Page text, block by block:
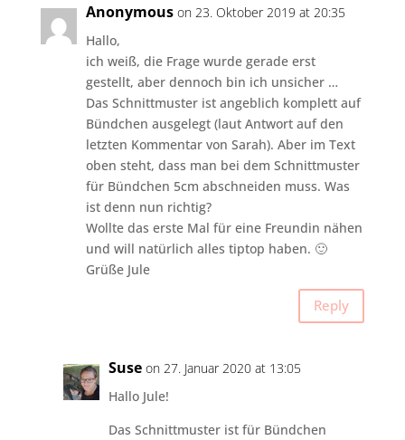
Anonymous on 23. Oktober 2019 at 20:35
Hallo,
ich weiß, die Frage wurde gerade erst
gestellt, aber dennoch bin ich unsicher …
Das Schnittmuster ist angeblich komplett auf
Bündchen ausgelegt (laut Antwort auf den
letzten Kommentar von Sarah). Aber im Text
oben steht, dass man bei dem Schnittmuster
für Bündchen 5cm abschneiden muss. Was
ist denn nun richtig?
Wollte das erste Mal für eine Freundin nähen
und will natürlich alles tiptop haben. 🙂
Grüße Jule
Reply
Suse on 27. Januar 2020 at 13:05
Hallo Jule!
Das Schnittmuster ist für Bündchen